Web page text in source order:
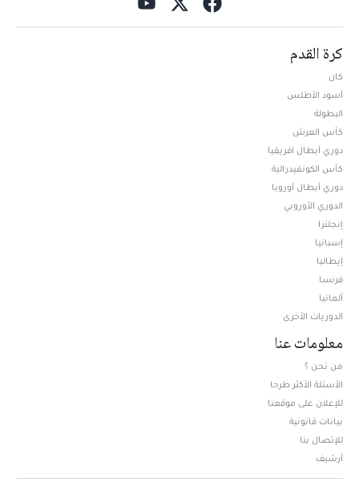
كرة القدم
كان
أسود الأطلس
البطولة
كأس العرش
دوري أبطال افريقيا
كأس الكونفيدرالية
دوري أبطال أوروبا
الدوري الأوروبي
إنجلترا
إسبانيا
إيطاليا
فرنسا
ألمانيا
الدوريات الأخرى
معلومات عنا
من نحن ؟
الأسئلة الأكثر طرحا
للإعلان على موقعنا
بيانات قانونية
للإتصال بنا
أرشيف